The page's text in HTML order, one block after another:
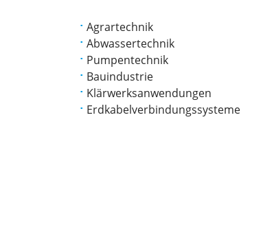
Agrartechnik
Abwassertechnik
Pumpentechnik
Bauindustrie
Klärwerksanwendungen
Erdkabelverbindungssysteme